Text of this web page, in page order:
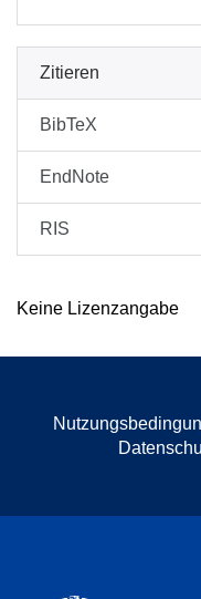
Zitieren
BibTeX
EndNote
RIS
Keine Lizenzangabe